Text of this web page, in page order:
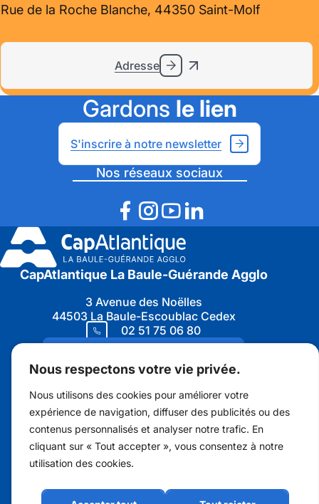
Nous respectons votre vie privée.
Nous utilisons des cookies pour améliorer votre
expérience de navigation, diffuser des publicités ou des
contenus personnalisés et analyser notre trafic. En
cliquant sur « Tout accepter », vous consentez à notre
utilisation des cookies.
Rue de la Roche Blanche, 44350 Saint-Molf
Adresse
Gardons le lien
S'inscrire à notre newsletter
Nos réseaux sociaux
CapAtlantique La Baule-Guérande Agglo
3 Avenue des Noëlles
44503 La Baule-Escoublac Cedex
02 51 75 06 80
Marchés publics
Protection des données personnelles